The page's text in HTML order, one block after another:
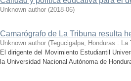
Unknown author (2018-06)
Camarógrafo de La Tribuna resulta
Unknown author (Tegucigalpa, Honduras : La
El dirigente del Movimiento Estudiantil
la Universidad Nacional Autónoma de